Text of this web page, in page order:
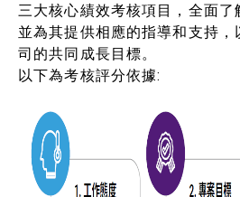
三大核心績效考核項目，全面了
並為其提供相應的指導和支持
司的共同成長目標。
以下為考核評分依據: